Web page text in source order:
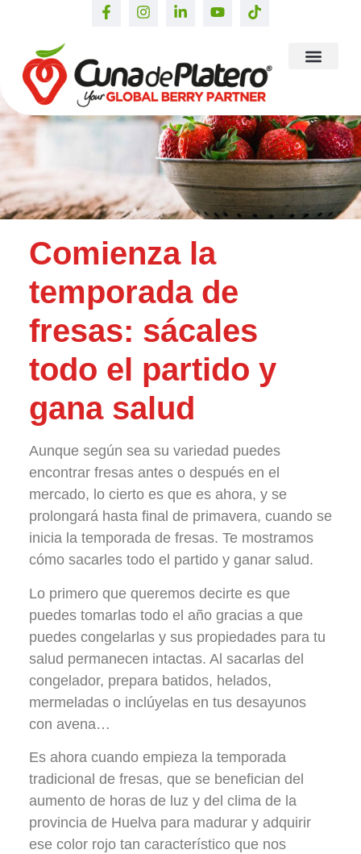
Comienza la
temporada de
fresas: sácales
todo el partido y
gana salud
Aunque según sea su variedad puedes
encontrar fresas antes o después en el
mercado, lo cierto es que es ahora, y se
prolongará hasta final de primavera, cuando se
inicia la temporada de fresas. Te mostramos
cómo sacarles todo el partido y ganar salud.
Lo primero que queremos decirte es que
puedes tomarlas todo el año gracias a que
puedes congelarlas y sus propiedades para tu
salud permanecen intactas. Al sacarlas del
congelador, prepara batidos, helados,
mermeladas o inclúyelas en tus desayunos
con avena…
Es ahora cuando empieza la temporada
tradicional de fresas, que se benefician del
aumento de horas de luz y del clima de la
provincia de Huelva para madurar y adquirir
ese color rojo tan característico que nos